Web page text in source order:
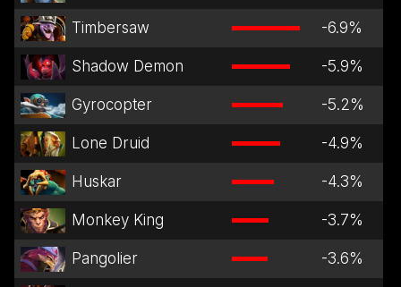
Timbersaw -6.9%
Shadow Demon -5.9%
Gyrocopter -5.2%
Lone Druid -4.9%
Huskar -4.3%
Monkey King -3.7%
Pangolier -3.6%